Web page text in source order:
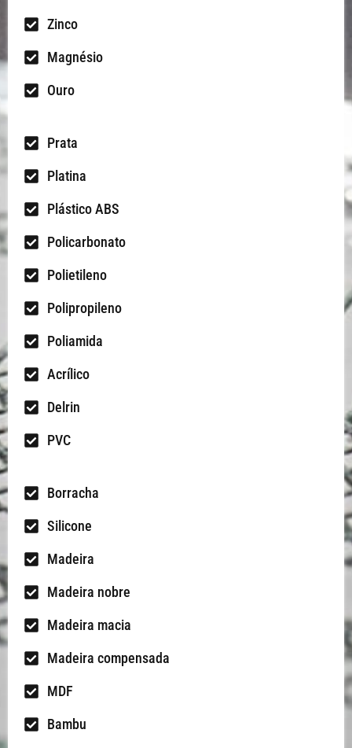
Zinco
Magnésio
Ouro
Prata
Platina
Plástico ABS
Policarbonato
Polietileno
Polipropileno
Poliamida
Acrílico
Delrin
PVC
Borracha
Silicone
Madeira
Madeira nobre
Madeira macia
Madeira compensada
MDF
Bambu